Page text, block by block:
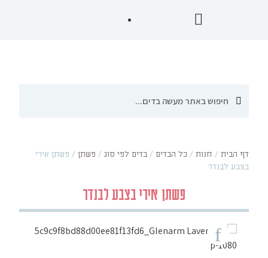
דף הבית / חנות / כל הבדים /בדים לפי סוג / פשתן / פשתן אירי
בצבע לבנדר
פשתן אירי בצבע לבנדר